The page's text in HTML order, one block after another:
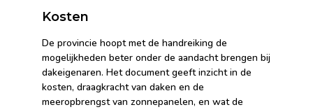
Kosten
De provincie hoopt met de handreiking de
mogelijkheden beter onder de aandacht brengen bij
dakeigenaren. Het document geeft inzicht in de
kosten, draagkracht van daken en de
meeropbrengst van zonnepanelen, en wat de